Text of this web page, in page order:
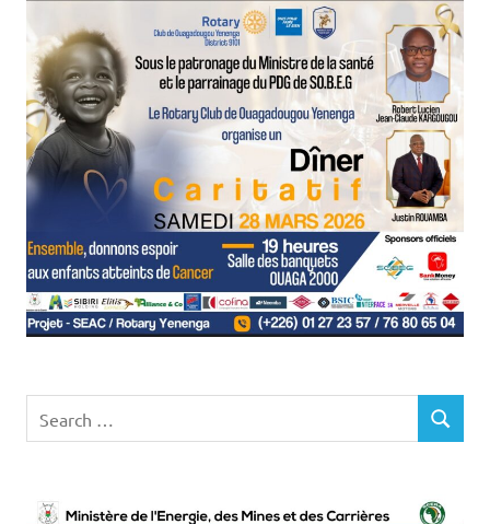
for:
SEARCH